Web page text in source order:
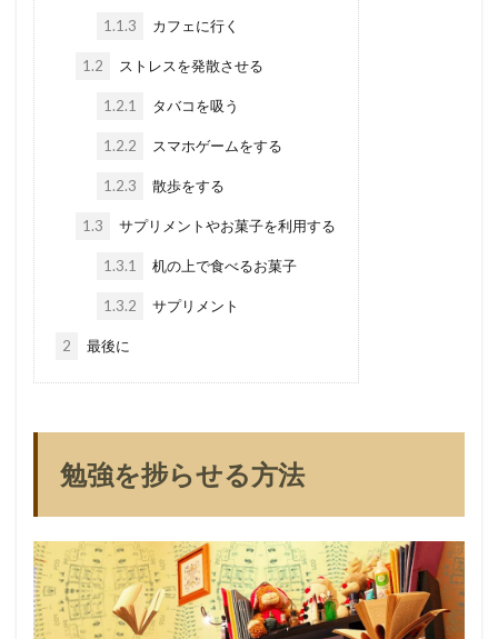
1.1.3 カフェに行く
1.2 ストレスを発散させる
1.2.1 タバコを吸う
1.2.2 スマホゲームをする
1.2.3 散歩をする
1.3 サプリメントやお菓子を利用する
1.3.1 机の上で食べるお菓子
1.3.2 サプリメント
2 最後に
勉強を捗らせる方法